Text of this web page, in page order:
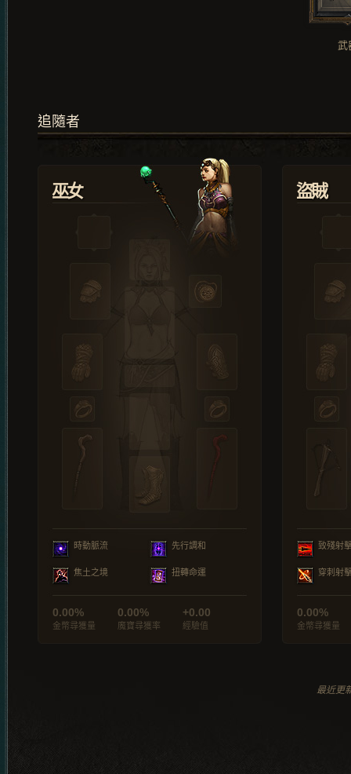
武
追隨者
巫女
時動脈流 先行調和
焦土之境 扭轉命運
0.00%
金幣尋獲量
0.00%
魔寶尋獲率
+0.00
經驗值
盜賊
致殘射
穿刺射
0.00%
金幣尋獲量
最近更